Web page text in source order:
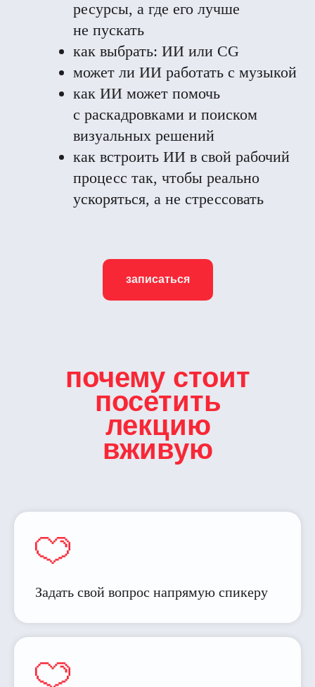
ресурсы, а где его лучше
не пускать
как выбрать: ИИ или CG
может ли ИИ работать с музыкой
как ИИ может помочь
с раскадровками и поиском
визуальных решений
как встроить ИИ в свой рабочий
процесс так, чтобы реально
ускоряться, а не стрессовать
записаться
почему стоит
посетить
лекцию
вживую
Задать свой вопрос напрямую спикеру